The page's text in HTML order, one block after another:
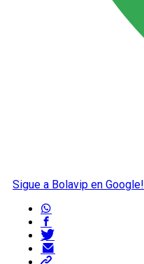
Sigue a Bolavip en Google!